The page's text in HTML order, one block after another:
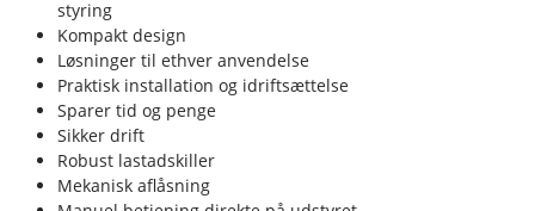
styring
Kompakt design
Løsninger til ethver anvendelse
Praktisk installation og idriftsættelse
Sparer tid og penge
Sikker drift
Robust lastadskiller
Mekanisk aflåsning